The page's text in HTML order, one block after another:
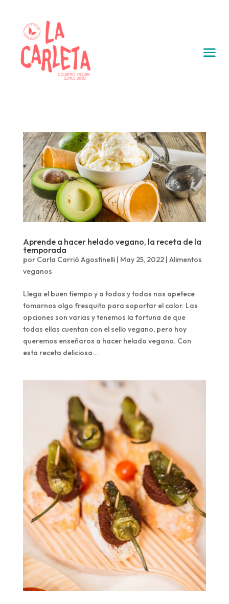
Aprende a hacer helado vegano, la receta de la
temporada
por Carla Carrió Agostinelli| May 25, 2022| Alimentos
veganos
Llega el buen tiempo y a todos y todas nos apetece
tomarnos algo fresquito para soportar el calor. Las
opciones son varias y tenemos la fortuna de que
todas ellas cuentan con el sello vegano, pero hoy
queremos enseñaros a hacer helado vegano. Con
esta receta deliciosa...